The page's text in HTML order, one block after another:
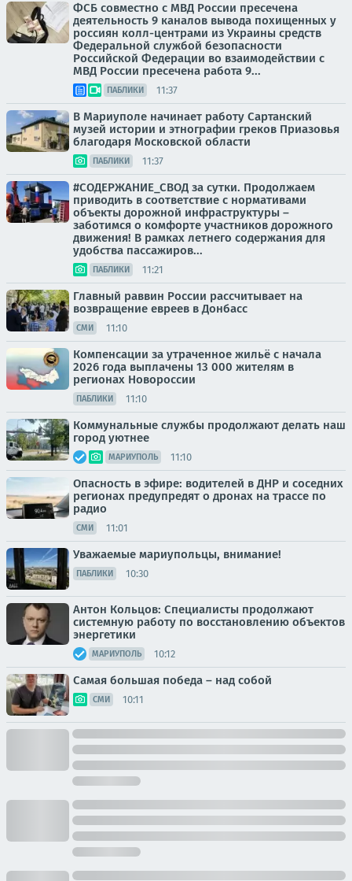
ФСБ совместно с МВД России пресечена
деятельность 9 каналов вывода похищенных у
россиян колл-центрами из Украины средств
Федеральной службой безопасности
Российской Федерации во взаимодействии с
МВД России пресечена работа 9...
ПАБЛИКИ 11:37
В Мариуполе начинает работу Сартанский
музей истории и этнографии греков Приазовья
благодаря Московской области
ПАБЛИКИ 11:37
#СОДЕРЖАНИЕ_СВОД за сутки. Продолжаем
приводить в соответствие с нормативами
объекты дорожной инфраструктуры –
заботимся о комфорте участников дорожного
движения! В рамках летнего содержания для
удобства пассажиров...
ПАБЛИКИ 11:21
Главный раввин России рассчитывает на
возвращение евреев в Донбасс
СМИ 11:10
Компенсации за утраченное жильё с начала
2026 года выплачены 13 000 жителям в
регионах Новороссии
ПАБЛИКИ 11:10
Коммунальные службы продолжают делать наш
город уютнее
МАРИУПОЛЬ 11:10
Опасность в эфире: водителей в ДНР и соседних
регионах предупредят о дронах на трассе по
радио
СМИ 11:01
Уважаемые мариупольцы, внимание!
ПАБЛИКИ 10:30
Антон Кольцов: Специалисты продолжают
системную работу по восстановлению объектов
энергетики
МАРИУПОЛЬ 10:12
Самая большая победа – над собой
СМИ 10:11